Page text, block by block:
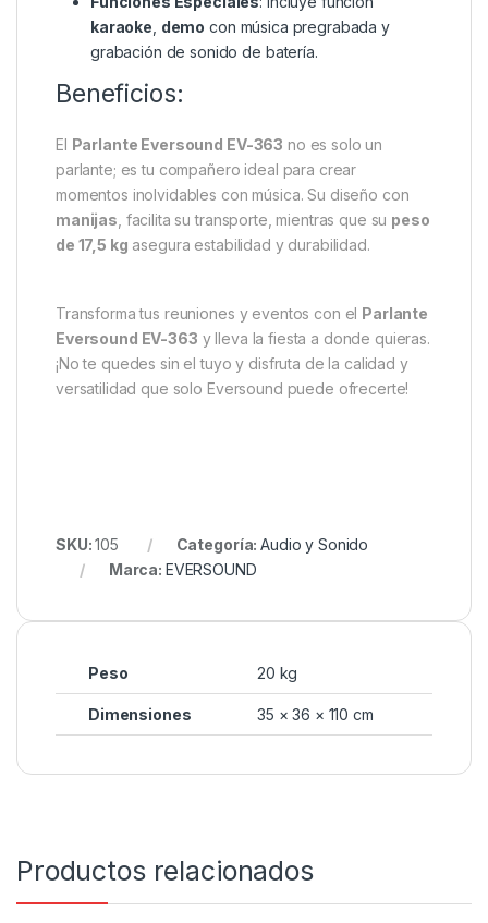
karaoke demo con música pregrabada y
grabación de sonido de batería.
Beneficios:
El Parlante Eversound EV-363 no es solo un
parlante; es tu compañero ideal para crear
momentos inolvidables con música. Su diseño con
manijas , facilita su transporte, mientras que su peso
de 17,5 kg asegura estabilidad y durabilidad.
Transforma tus reuniones y eventos con el Parlante
Eversound EV-363 y lleva la fiesta a donde quieras.
¡No te quedes sin el tuyo y disfruta de la calidad y
versatilidad que solo Eversound puede ofrecerte!
SKU:105 Categoría:Audio y Sonido
Marca: EVERSOUND
Peso 20 kg
Dimensiones 35 × 36 × 110 cm
Productos relacionados